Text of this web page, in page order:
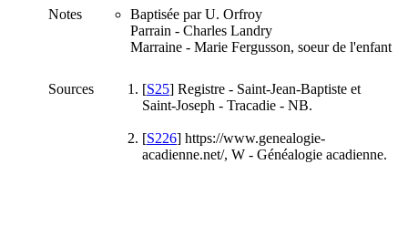
Notes
Baptisée par U. Orfroy
Parrain - Charles Landry
Marraine - Marie Fergusson, soeur de l'enfant
Sources [S25] Registre - Saint-Jean-Baptiste et
Saint-Joseph - Tracadie - NB.
[S226] https://www.genealogie-
acadienne.net/, W - Généalogie acadienne.